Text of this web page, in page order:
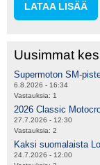
LATAA LISÄÄ
Uusimmat
Supermoton SM-
6.8.2026 - 16:34
Vastauksia: 1
2026 Classic
27.7.2026 - 12:30
Vastauksia: 2
Kaksi suomalaista
24.7.2026 - 12:00